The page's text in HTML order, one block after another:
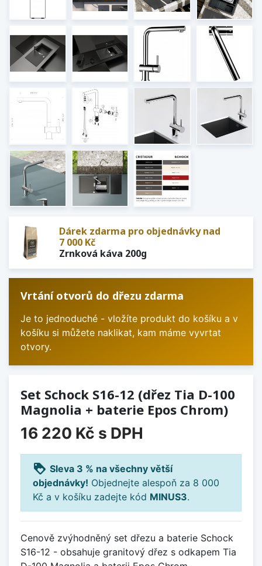
Dárek zdarma pro objednávky nad
7 000 Kč
Zrnková káva 200g
Vrtání otvorů do dřezu zdarma
Je to jednoduché - vložíte produkt do košíku a v
košíku si můžete naklikat, kam máme vyvrtat
otvory.
Set Schock S16-12 (dřez Tia D-100
Magnolia + baterie Epos Chrom)
16 220 Kč s DPH
loyalty Sleva 3 % na všechny větší
objednávky! Objednejte alespoň za 8 000
Kč a v košíku zadejte kód MINUS3.
Cenově zvýhodněný set dřezu a baterie Schock
S16-12 - obsahuje granitový dřez s odkapem Tia